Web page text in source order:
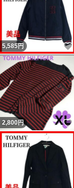
5,585円
2,800 円